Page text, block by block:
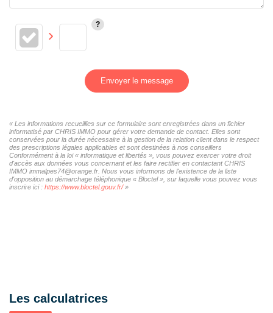
Envoyer le message
« Les informations recueillies sur ce formulaire sont enregistrées dans un fichier
informatisé par CHRIS IMMO pour gérer votre demande de contact. Elles sont
conservées pour la durée nécessaire à la gestion de la relation client dans le respect
des prescriptions légales applicables et sont destinées à nos conseillers
Conformément à la loi « informatique et libertés », vous pouvez exercer votre droit
d'accès aux données vous concernant et les faire rectifier en contactant CHRIS
IMMO immalpes74@orange.fr. Nous vous informons de l'existence de la liste
d'opposition au démarchage téléphonique « Bloctel », sur laquelle vous pouvez vous
inscrire ici : https://www.bloctel.gouv.fr/»
Les calculatrices